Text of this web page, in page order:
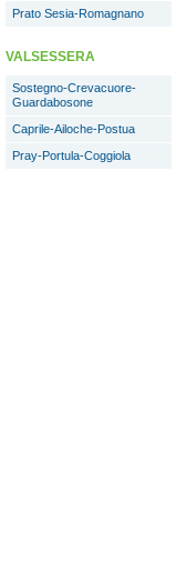
Prato Sesia-Romagnano
VALSESSERA
Sostegno-Crevacuore-
Guardabosone
Caprile-Ailoche-Postua
Pray-Portula-Coggiola